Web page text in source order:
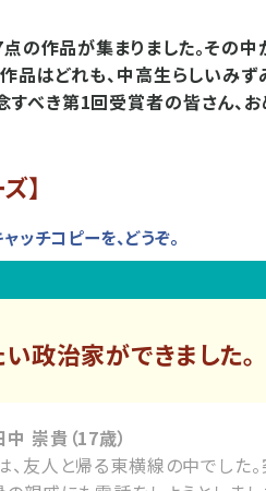
の作品が集まりました。その
品はどれも、中高生らしいみず
べき第1回受賞者の皆さん、お
】
チコピーを、どうぞ。
政治家ができました。
崇貴（17歳）
友人と帰る東横線の中でした